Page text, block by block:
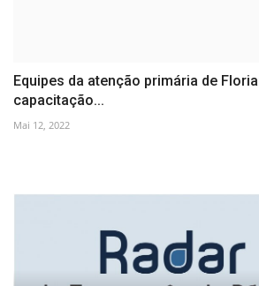
Equipes da atenção primária de
capacitação...
Mai 12, 2022